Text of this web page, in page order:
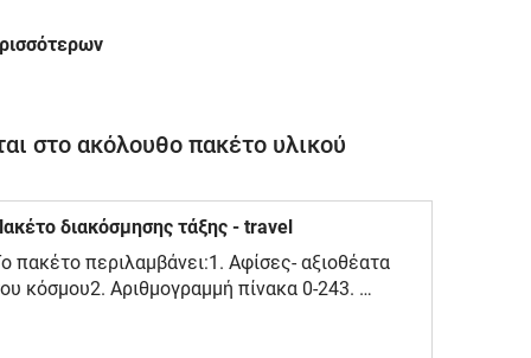
στο ακόλουθο πακέτο υλικού
διακόσμησης τάξης - travel
πακέτο περιλαμβάνει:1. Αφίσες- αξιοθέατα
κόσμου2. Αριθμογραμμή πίνακα 0-243.